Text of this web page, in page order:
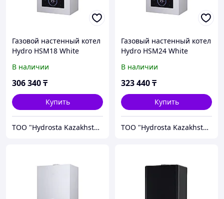
Газовой настенный котел
Hydro HSM18 White
В наличии
306 340₸
Купить
TOO "Hydrosta Kazakhstan"
Газовый настенный котел
Hydro HSM24 White
В наличии
323 440₸
Купить
TOO "Hydrosta Kazakhstan"